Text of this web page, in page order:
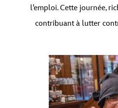
l’emploi. Cette journée,
contribuant à lutter